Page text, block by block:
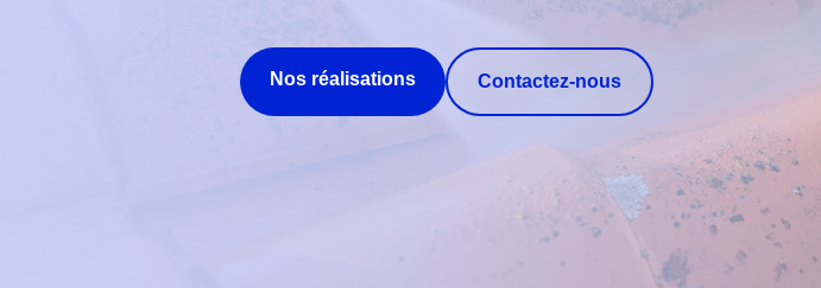
Nos réalisations Contactez-nous